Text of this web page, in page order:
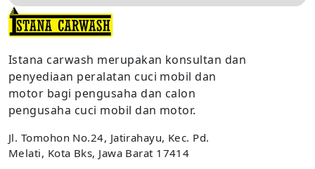
Istana carwash merupakan konsultan dan
penyediaan peralatan cuci mobil dan
motor bagi pengusaha dan calon
pengusaha cuci mobil dan motor.
Jl. Tomohon No.24, Jatirahayu, Kec. Pd.
Melati, Kota Bks, Jawa Barat 17414